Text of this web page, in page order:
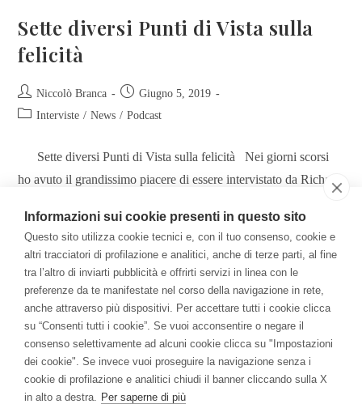
Sette diversi Punti di Vista sulla
felicità
Niccolò Branca
Giugno 5, 2019
Interviste / News / Podcast
Sette diversi Punti di Vista sulla felicità Nei giorni scorsi
ho avuto il grandissimo piacere di essere intervistato da Richard
Continua A Leggere
Il Libro
Per una Economia della Consapevolezza: come la
meditazione ha cambiato me e l'azienda.
Informazioni sui cookie presenti in questo sito
Questo sito utilizza cookie tecnici e, con il tuo consenso, cookie e
altri tracciatori di profilazione e analitici, anche di terze parti, al fine
tra l’altro di inviarti pubblicità e offrirti servizi in linea con le
preferenze da te manifestate nel corso della navigazione in rete,
anche attraverso più dispositivi. Per accettare tutti i cookie clicca
su “Consenti tutti i cookie”. Se vuoi acconsentire o negare il
consenso selettivamente ad alcuni cookie clicca su "Impostazioni
dei cookie". Se invece vuoi proseguire la navigazione senza i
cookie di profilazione e analitici chiudi il banner cliccando sulla X
in alto a destra. Per saperne di più